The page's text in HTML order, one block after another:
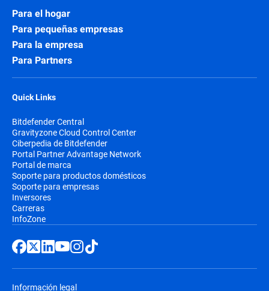
Para el hogar
Para pequeñas empresas
Para la empresa
Para Partners
Quick Links
Bitdefender Central
Gravityzone Cloud Control Center
Ciberpedia de Bitdefender
Portal Partner Advantage Network
Portal de marca
Soporte para productos domésticos
Soporte para empresas
Inversores
Carreras
InfoZone
Información legal